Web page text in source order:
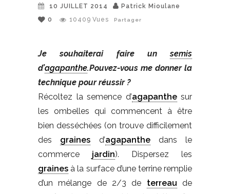
10 JUILLET 2014
Patrick Mioulane
0
10409 Vues Partager
Je souhaiterai faire unsemis
d’agapanthe.Pouvez-vous me donner la
technique pour réussir ?
Récoltez la semence d’agapanthesur
les ombelles qui commencent à être
bien desséchées (on trouve difficilement
des graines d’agapanthedans le
commerce jardin). Dispersez les
graines à la surface d’une terrine remplie
d’un mélange de 2/3 de terreau de